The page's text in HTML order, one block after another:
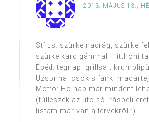
2013. MÁJUS 13.,
Stílus: szürke nadrág, szürke
szürke kardigánnnal – itthoni
Ebéd: tegnapi grillsajt
Uzsonna: csokis fánk, madártej
Mottó: Holnap már mindent
(túlleszek az utolsó írásbeli
listám már van a tervekről :)